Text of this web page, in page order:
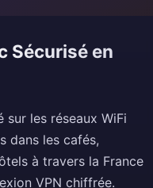
Sécurisé en
sur les réseaux WiFi
dans les cafés,
à travers la France
VPN chiffrée.